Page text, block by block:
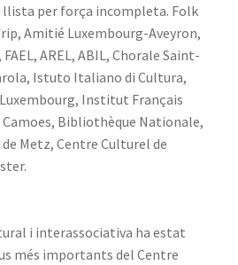
llista per força incompleta. Folk
Amitié Luxembourg-Aveyron,
AREL, ABIL, Chorale Saint-
Istuto Italiano di Cultura,
Institut Français
Bibliothèque Nationale,
Metz, Centre Culturel de
i interassociativa ha estat
més importants del Centre